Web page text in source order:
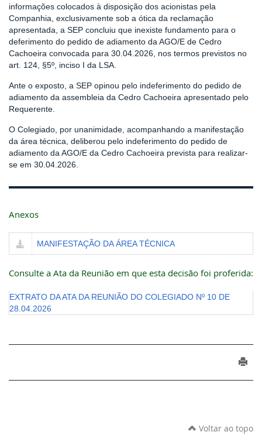
informações colocados à disposição dos acionistas pela
Companhia, exclusivamente sob a ótica da reclamação
apresentada, a SEP concluiu que inexiste fundamento para o
deferimento do pedido de adiamento da AGO/E de Cedro
Cachoeira convocada para 30.04.2026, nos termos previstos no
art. 124, §5º, inciso I da LSA.
Ante o exposto, a SEP opinou pelo indeferimento do pedido de
adiamento da assembleia da Cedro Cachoeira apresentado pelo
Requerente.
O Colegiado, por unanimidade, acompanhando a manifestação
da área técnica, deliberou pelo indeferimento do pedido de
adiamento da AGO/E da Cedro Cachoeira prevista para realizar-
se em 30.04.2026.
Anexos
MANIFESTAÇÃO DA ÁREA TÉCNICA
Consulte a Ata da Reunião em que esta decisão foi proferida:
EXTRATO DA ATA DA REUNIÃO DO COLEGIADO Nº 10 DE
28.04.2026
Voltar ao topo